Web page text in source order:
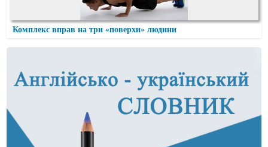
Комплекс вправ на три «поверхи» людини